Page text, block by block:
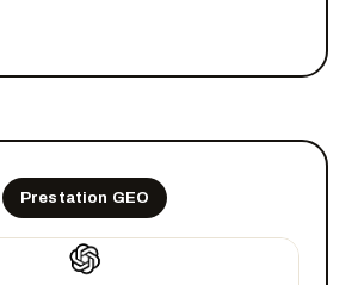
Prestation GEO